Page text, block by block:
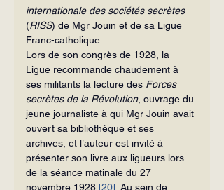
internationale des sociétés secrètes
(RISS) de Mgr Jouin et de sa Ligue
Franc-catholique.
Lors de son congrès de 1928, la
Ligue recommande chaudement à
ses militants la lecture des Forces
secrètes de la Révolution, ouvrage du
jeune journaliste à qui Mgr Jouin avait
ouvert sa bibliothèque et ses
archives, et l’auteur est invité à
présenter son livre aux ligueurs lors
de la séance matinale du 27
novembre 1928 [20] . Au sein de